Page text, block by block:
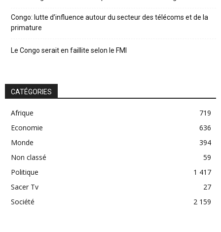
Congo: lutte d’influence autour du secteur des télécoms et de la
primature
Le Congo serait en faillite selon le FMI
CATÉGORIES
Afrique
719
Economie
636
Monde
394
Non classé
59
Politique
1 417
Sacer Tv
27
Société
2 159